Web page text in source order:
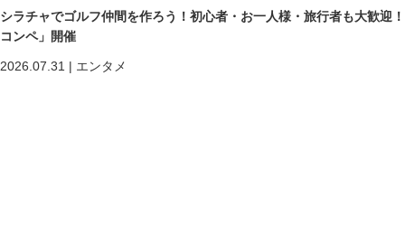
シラチャでゴルフ仲間を作ろう！初心者・お一人様・旅行者も大歓迎
コンペ」開催
2026.07.31 | エンタメ